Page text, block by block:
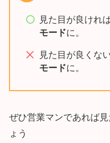
見た目が良けれ
モードに。
見た目が良くな
モードに。
ぜひ営業マンであれば
ょう